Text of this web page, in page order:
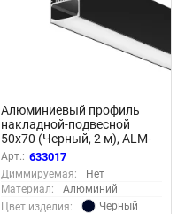
Алюминиевый профиль
накладной-подвесной
50х70 (Черный, 2 м), ALM-
5070-B-2M (Черный)
633017
Арт.: 633017
Диммируемая:
Нет
Материал:
Алюминий
Цвет изделия:
Черный